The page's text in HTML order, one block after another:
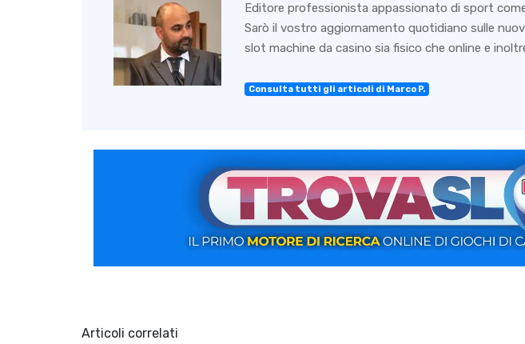
Editore professionista appassionato di sport
Sarò il vostro aggiornamento quotidiano sulle
slot machine da casino sia fisico che online e
Consulta tutti gli articoli di Marco P.
Articoli correlati